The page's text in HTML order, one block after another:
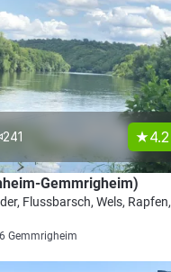
241 4.2
Gemmrigheim)
Flussbarsch, Wels, Rapfen,
Gemmrigheim